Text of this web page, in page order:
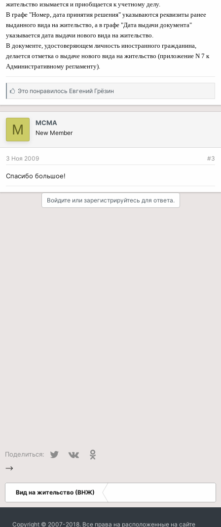
жительство изымается и приобщается к учетному делу.
В графе "Номер, дата принятия решения" указываются реквизиты ранее
выданного вида на жительство, а в графе "Дата выдачи документа"
указывается дата выдачи нового вида на жительство.
В документе, удостоверяющем личность иностранного гражданина,
делается отметка о выдаче нового вида на жительство (приложение N 7 к
Административному регламенту).
С
и
п
а
и
и
Это понравилось Евгений Грёзин
М МСМА
New Member
3 Ноя 2009 #3
Спасибо большое!
Войдите или зарегистрируйтесь для ответа.
Поделиться: Twitter
-->
Вид на жительство (ВНЖ)
Copyright © 2007-2018. Все права на расположенные на сайте